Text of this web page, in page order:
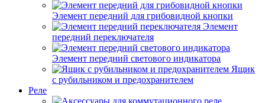
Элемент передний для грибовидной кнопки
Элемент
передний переключателя
Элемент передний светового индикатора
Ящик
с рубильником и предохранителем
Реле